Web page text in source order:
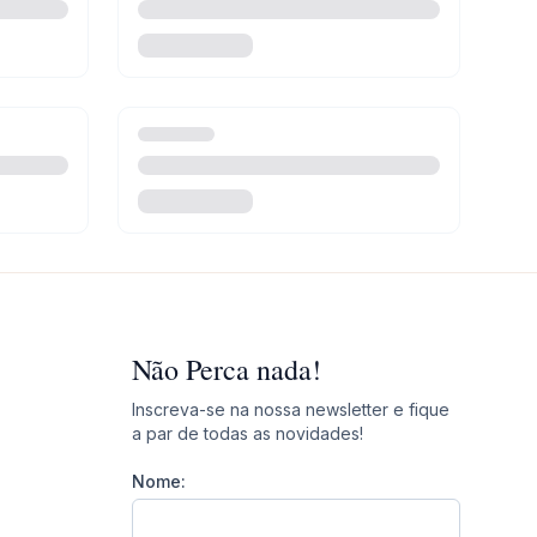
Não Perca nada!
Inscreva-se na nossa newsletter e fique
a par de todas as novidades!
Nome: